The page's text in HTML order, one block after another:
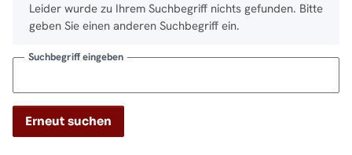
x
Leider wurde zu Ihrem Suchbegriff nichts gefunden. Bitte
geben Sie einen anderen Suchbegriff ein.
Suchbegriff eingeben
Erneut suchen